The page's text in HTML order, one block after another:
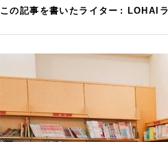
この記事を書いたライター LOHAI